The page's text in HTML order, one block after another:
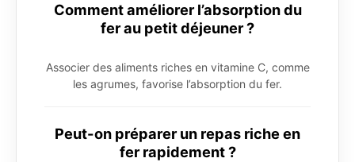
Comment améliorer l’absorption du
fer au petit déjeuner ?
Associer des aliments riches en vitamine C, comme
les agrumes, favorise l’absorption du fer.
Peut-on préparer un repas riche en
fer rapidement ?